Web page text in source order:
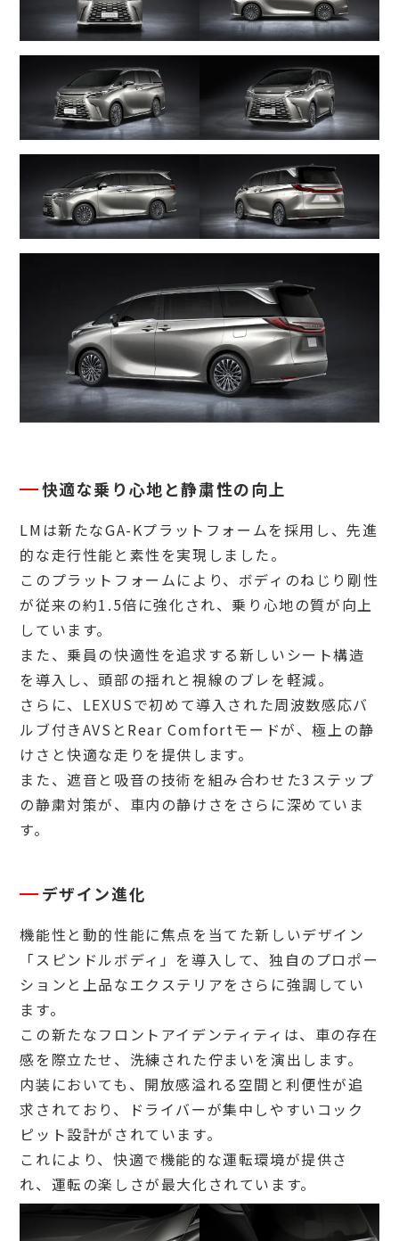
快適な乗り心地と静粛性の向上
LMは新たなGA-Kプラットフォームを採用し、先進
的な走行性能と素性を実現しました。
このプラットフォームにより、ボディのねじり剛性
が従来の約1.5倍に強化され、乗り心地の質が向上
しています。
また、乗員の快適性を追求する新しいシート構造
を導入し、頭部の揺れと視線のブレを軽減。
さらに、LEXUSで初めて導入された周波数感応バ
ルブ付きAVSとRear Comfortモードが、極上の静
けさと快適な走りを提供します。
また、遮音と吸音の技術を組み合わせた3ステップ
の静粛対策が、車内の静けさをさらに深めていま
す。
デザイン進化
機能性と動的性能に焦点を当てた新しいデザイン
「スピンドルボディ」を導入して、独自のプロポー
ションと上品なエクステリアをさらに強調してい
ます。
この新たなフロントアイデンティティは、車の存在
感を際立たせ、洗練された佇まいを演出します。
内装においても、開放感溢れる空間と利便性が追
求されており、ドライバーが集中しやすいコック
ピット設計がされています。
これにより、快適で機能的な運転環境が提供さ
れ、運転の楽しさが最大化されています。